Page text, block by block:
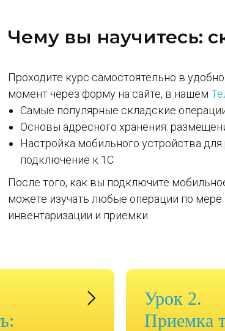
Чему вы научитесь:
Проходите курс самостоятельно в
момент через форму на сайте, в нашем
Самые популярные складские
Основы адресного хранения:
Настройка мобильного устройства
подключение к 1С
После того, как вы подключите
можете изучать любые операции по мере
инвентаризации и приемки.
Урок 2.
Приемка